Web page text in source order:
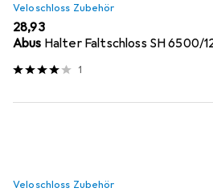
Veloschloss Zubehör
EUR
28,93
Abus Halter Faltschloss SH 6500/
1
Veloschloss Zubehör